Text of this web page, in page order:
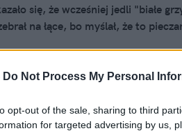
Do Not Process My Personal
opt-out of the sale, sharing to third
for targeted advertising by us,
się, że wcześniej jedli "białe
na łące, bo myślał, że to
2025, 11:44